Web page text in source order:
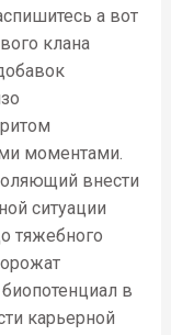
а вот
клана
моментами.
внести
ситуации
тяжебного
в
карьерной